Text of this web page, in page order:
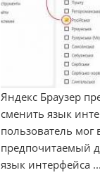
Яндекс Браузер
сменить язык
пользователь
предпочитаемый
язык интерфейса ...